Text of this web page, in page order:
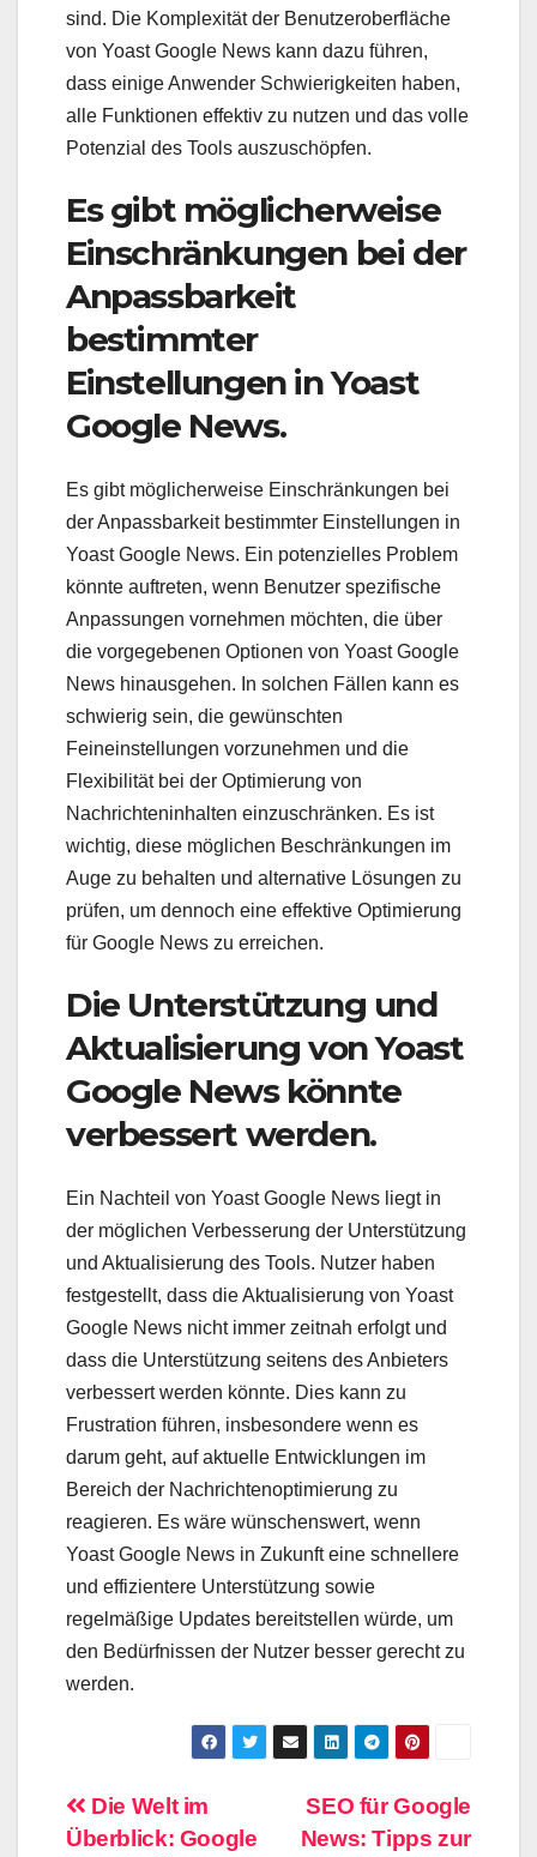
sind. Die Komplexität der Benutzeroberfläche
von Yoast Google News kann dazu führen,
dass einige Anwender Schwierigkeiten haben,
alle Funktionen effektiv zu nutzen und das volle
Potenzial des Tools auszuschöpfen.
Es gibt möglicherweise
Einschränkungen bei der
Anpassbarkeit
bestimmter
Einstellungen in Yoast
Google News.
Es gibt möglicherweise Einschränkungen bei
der Anpassbarkeit bestimmter Einstellungen in
Yoast Google News. Ein potenzielles Problem
könnte auftreten, wenn Benutzer spezifische
Anpassungen vornehmen möchten, die über
die vorgegebenen Optionen von Yoast Google
News hinausgehen. In solchen Fällen kann es
schwierig sein, die gewünschten
Feineinstellungen vorzunehmen und die
Flexibilität bei der Optimierung von
Nachrichteninhalten einzuschränken. Es ist
wichtig, diese möglichen Beschränkungen im
Auge zu behalten und alternative Lösungen zu
prüfen, um dennoch eine effektive Optimierung
für Google News zu erreichen.
Die Unterstützung und
Aktualisierung von Yoast
Google News könnte
verbessert werden.
Ein Nachteil von Yoast Google News liegt in
der möglichen Verbesserung der Unterstützung
und Aktualisierung des Tools. Nutzer haben
festgestellt, dass die Aktualisierung von Yoast
Google News nicht immer zeitnah erfolgt und
dass die Unterstützung seitens des Anbieters
verbessert werden könnte. Dies kann zu
Frustration führen, insbesondere wenn es
darum geht, auf aktuelle Entwicklungen im
Bereich der Nachrichtenoptimierung zu
reagieren. Es wäre wünschenswert, wenn
Yoast Google News in Zukunft eine schnellere
und effizientere Unterstützung sowie
regelmäßige Updates bereitstellen würde, um
den Bedürfnissen der Nutzer besser gerecht zu
werden.
Beitragsnavigation
SEO für Google
News: Tipps zur
Die Welt im
Überblick: Google